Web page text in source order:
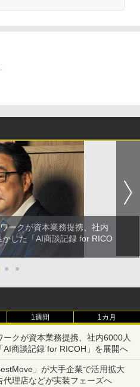
ークが資本業務提携、社内
した「AI商談記録 for RICO
● ●
1週間 1カ月
ークが資本業務提携、社内6000人
商談記録 for RICOH」を展開へ
」が大手企業で活用拡大
理店などが実装フェーズへ